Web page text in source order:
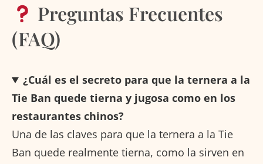
Preguntas Frecuentes
(FAQ)
¿Cuál es el secreto para que la ternera a la
Tie Ban quede tierna y jugosa como en los
restaurantes chinos?
Una de las claves para que la ternera a la Tie
Ban quede realmente tierna, como la sirven en